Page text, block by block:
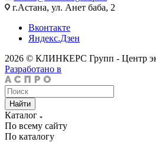
г.Астана, ул. Анет баба, 2
Вконтакте
Яндекс.Дзен
2026 © КЛИНКЕРС Групп - Центр
Разработано в
Найти
Каталог
По всему сайту
По каталогу